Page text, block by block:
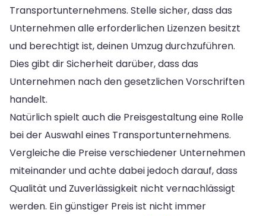
Transportunternehmens. Stelle sicher, dass das
Unternehmen alle erforderlichen Lizenzen besitzt
und berechtigt ist, deinen Umzug durchzuführen.
Dies gibt dir Sicherheit darüber, dass das
Unternehmen nach den gesetzlichen Vorschriften
handelt.
Natürlich spielt auch die Preisgestaltung eine Rolle
bei der Auswahl eines Transportunternehmens.
Vergleiche die Preise verschiedener Unternehmen
miteinander und achte dabei jedoch darauf, dass
Qualität und Zuverlässigkeit nicht vernachlässigt
werden. Ein günstiger Preis ist nicht immer